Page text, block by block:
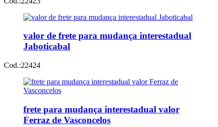
valor de frete para mudança interestadual
Jaboticabal
Cod.:22424
frete para mudança interestadual valor
Ferraz de Vasconcelos